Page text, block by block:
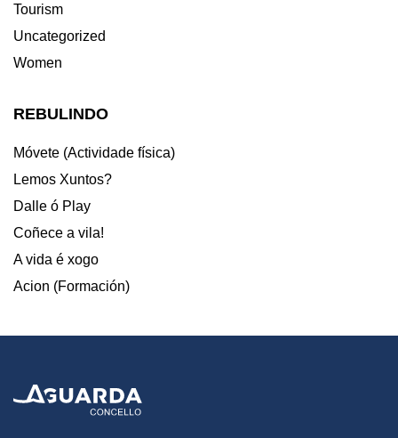
Tourism
Uncategorized
Women
REBULINDO
Móvete (Actividade física)
Lemos Xuntos?
Dalle ó Play
Coñece a vila!
A vida é xogo
Acion (Formación)